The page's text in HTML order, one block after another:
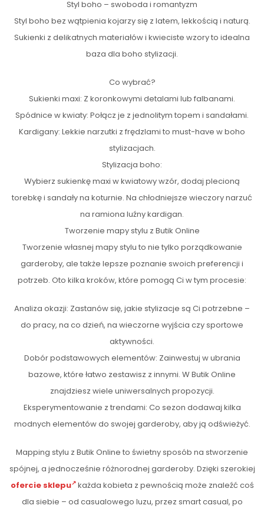
Styl boho – swoboda i romantyzm
Styl boho bez wątpienia kojarzy się z latem, lekkością i naturą.
Sukienki z delikatnych materiałów i kwieciste wzory to idealna
baza dla boho stylizacji.
Co wybrać?
Sukienki maxi: Z koronkowymi detalami lub falbanami.
Spódnice w kwiaty: Połącz je z jednolitym topem i sandałami.
Kardigany: Lekkie narzutki z frędzlami to must-have w boho
stylizacjach.
Stylizacja boho:
Wybierz sukienkę maxi w kwiatowy wzór, dodaj plecioną
torebkę i sandały na koturnie. Na chłodniejsze wieczory narzuć
na ramiona luźny kardigan.
Tworzenie mapy stylu z Butik Online
Tworzenie własnej mapy stylu to nie tylko porządkowanie
garderoby, ale także lepsze poznanie swoich preferencji i
potrzeb. Oto kilka kroków, które pomogą Ci w tym procesie:
Analiza okazji: Zastanów się, jakie stylizacje są Ci potrzebne –
do pracy, na co dzień, na wieczorne wyjścia czy sportowe
aktywności.
Dobór podstawowych elementów: Zainwestuj w ubrania
bazowe, które łatwo zestawisz z innymi. W Butik Online
znajdziesz wiele uniwersalnych propozycji.
Eksperymentowanie z trendami: Co sezon dodawaj kilka
modnych elementów do swojej garderoby, aby ją odświeżyć.
Mapping stylu z Butik Online to świetny sposób na stworzenie
spójnej, a jednocześnie różnorodnej garderoby. Dzięki szerokiej
ofercie sklepu każda kobieta z pewnością może znaleźć coś
dla siebie – od casualowego luzu, przez smart casual, po